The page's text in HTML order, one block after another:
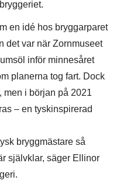
en idé hos bryggarparet
det var när Zornmuseet
inför minnesåret
planerna tog fart. Dock
men i början på 2021
– en tyskinspirerad
bryggmästare så
självklar, säger Ellinor